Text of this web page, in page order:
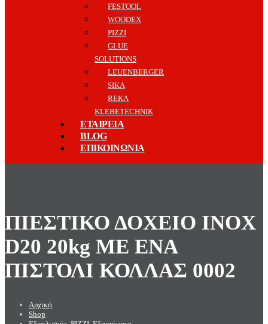
FESTOOL
WOODEX
PIZZI
GLUE
SOLUTIONS
LEUENBERGER
SIKA
REKA
KLEBETECHNIK
ΕΤΑΙΡΕΙΑ
BLOG
ΕΠΙΚΟΙΝΩΝΙΑ
ΠΙΕΣΤΙΚΟ ΔΟΧΕΙΟ INOX
D20 20kg ΜΕ ΕΝΑ
ΠΙΣΤΟΛΙ ΚΟΛΛΑΣ 0002
Αρχική
Shop